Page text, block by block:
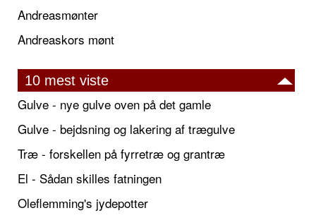
Andreasmønter
Andreaskors mønt
10 mest viste
Gulve - nye gulve oven på det gamle
Gulve - bejdsning og lakering af trægulve
Træ - forskellen på fyrretræ og grantræ
El - Sådan skilles fatningen
Oleflemming's jydepotter